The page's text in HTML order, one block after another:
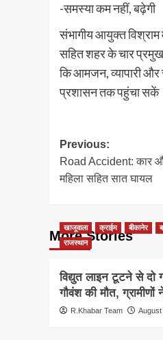
-समस्या कम नहीं, बढ़ेगी
संभागीय आयुक्त विश्राम
सहित शहर के चार प्रमुख
कि आमजन, व्यापारी
प्रशासन तक पहुंचा
Post
navigation
Previous:
Road Accident: कार
महिला सहित सात घायल
More Stories
खाजूवाला क्राईम बीकानेर
राजस्थान
विद्युत लाइन टूटने से दो
गौवंश की मौत, ग्रामीणों
R.Khabar Team